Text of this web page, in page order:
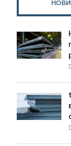
Німецька
сталеливарна
промисловість
води
загрожує
thyssenkrupp
Rasselstein
встановлює